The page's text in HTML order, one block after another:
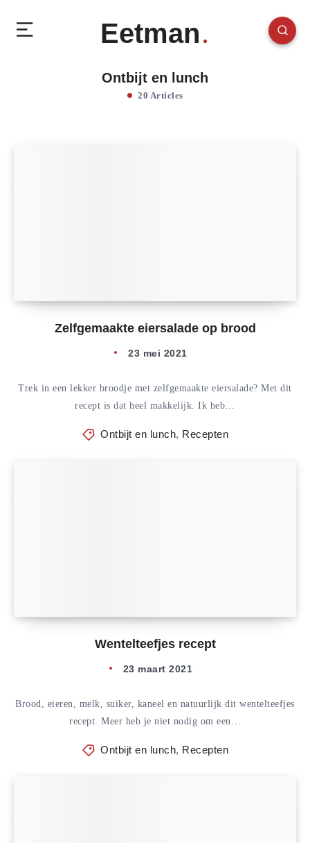
Eetman
Ontbijt en lunch
20 Articles
Zelfgemaakte eiersalade op brood
23 mei 2021
Trek in een lekker broodje met zelfgemaakte eiersalade? Met dit
recept is dat heel makkelijk. Ik heb…
Ontbijt en lunch, Recepten
Wentelteefjes recept
23 maart 2021
Brood, eieren, melk, suiker, kaneel en natuurlijk dit wentelteefjes
recept. Meer heb je niet nodig om een…
Ontbijt en lunch, Recepten